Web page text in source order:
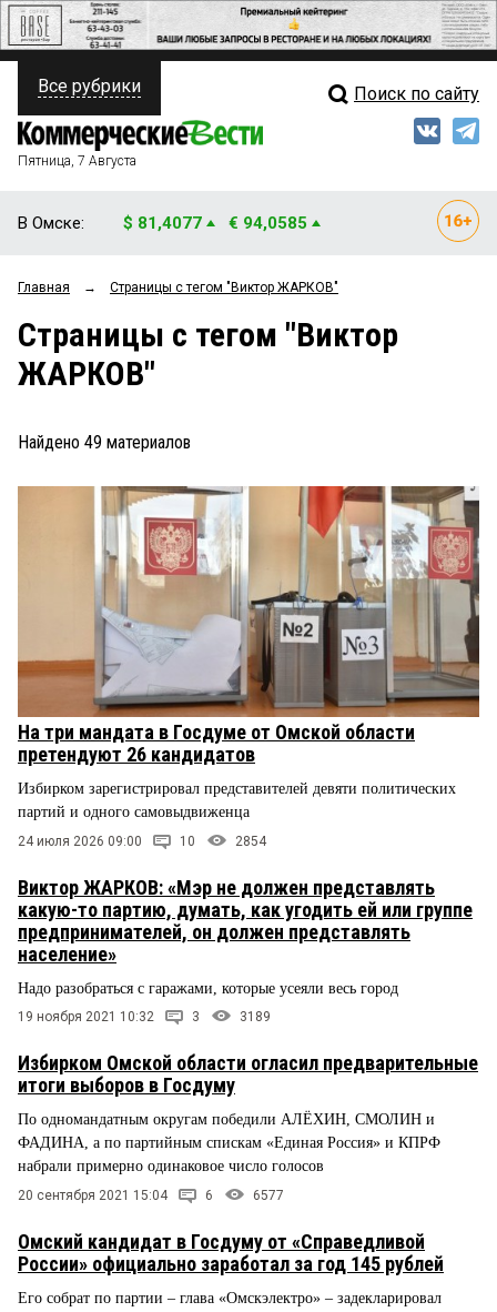
ПОЛИТИКА
ФИНАНСЫ
ОБЩЕСТВО
ЗАКОН
ПРОИСШЕСТВИЯ
СТИЛЬ ЖИЗНИ
Свежий выпуск
Мнения
Рейтинги
Все рубрики Поиск по сайту
Пятница, 7 Августа
В Омске: $ 81,4077 € 94,0585
Главная → Страницы c тегом "Виктор ЖАРКОВ"
Страницы c тегом "Виктор
ЖАРКОВ"
Найдено 49 материалов
На три мандата в Госдуме от Омской области
претендуют 26 кандидатов
Избирком зарегистрировал представителей девяти политических
партий и одного самовыдвиженца
24 июля 2026 09:00 10 2854
Виктор ЖАРКОВ: «Мэр не должен представлять
какую-то партию, думать, как угодить ей или группе
предпринимателей, он должен представлять
население»
Надо разобраться с гаражами, которые усеяли весь город
19 ноября 2021 10:32 3 3189
Избирком Омской области огласил предварительные
итоги выборов в Госдуму
По одномандатным округам победили АЛЁХИН, СМОЛИН и
ФАДИНА, а по партийным спискам «Единая Россия» и КПРФ
набрали примерно одинаковое число голосов
20 сентября 2021 15:04 6 6577
Омский кандидат в Госдуму от «Справедливой
России» официально заработал за год 145 рублей
Его собрат по партии – глава «Омскэлектро» – задекларировал